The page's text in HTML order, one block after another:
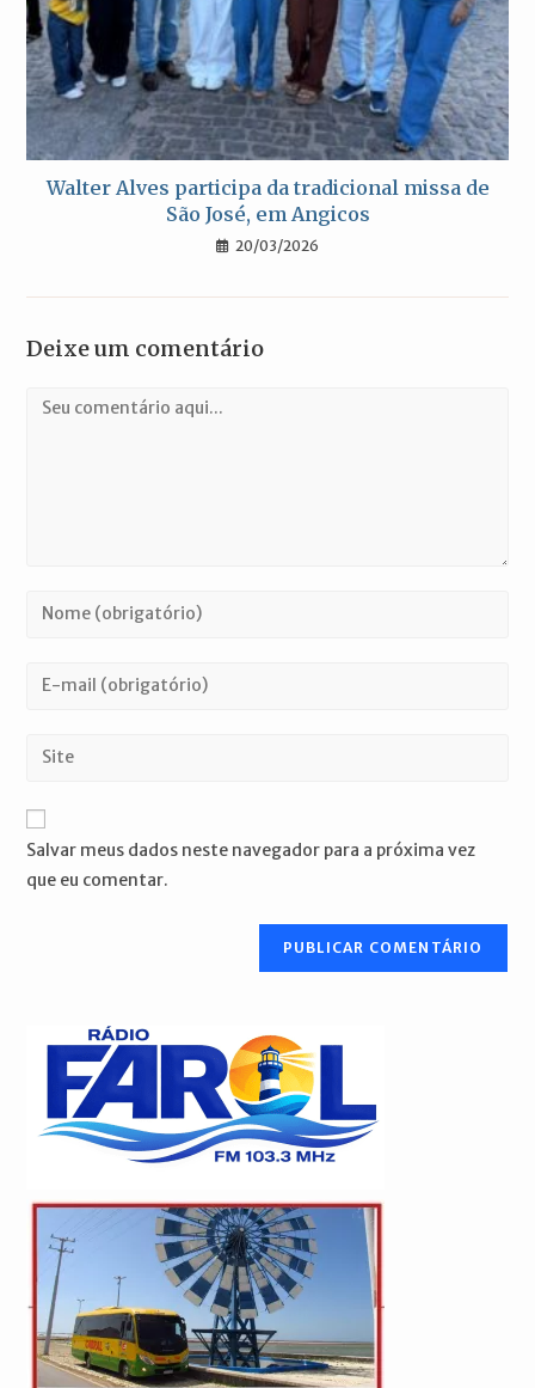
Walter Alves participa da tradicional missa de
São José, em Angicos
20/03/2026
Deixe um comentário
Comentário
Digite
ou
de
para
comentar
Digite
de
mail
para
comentar
Digite
URL
site
Salvar meus dados neste navegador para a próxima vez
que eu comentar.